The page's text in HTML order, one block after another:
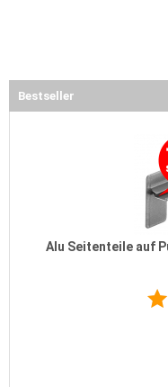
Bestseller
Alu Seitenteile auf